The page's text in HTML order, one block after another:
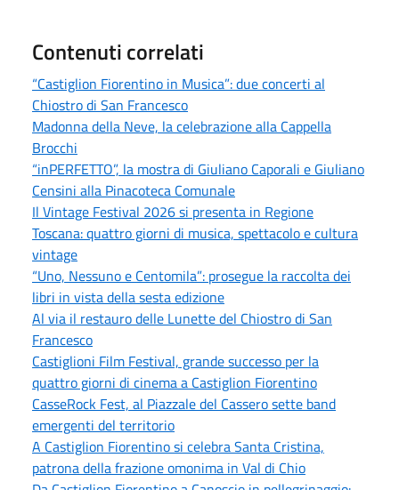
Contenuti correlati
“Castiglion Fiorentino in Musica”: due concerti al
Chiostro di San Francesco
Madonna della Neve, la celebrazione alla Cappella
Brocchi
“inPERFETTO”, la mostra di Giuliano Caporali e Giuliano
Censini alla Pinacoteca Comunale
Il Vintage Festival 2026 si presenta in Regione
Toscana: quattro giorni di musica, spettacolo e cultura
vintage
“Uno, Nessuno e Centomila”: prosegue la raccolta dei
libri in vista della sesta edizione
Al via il restauro delle Lunette del Chiostro di San
Francesco
Castiglioni Film Festival, grande successo per la
quattro giorni di cinema a Castiglion Fiorentino
CasseRock Fest, al Piazzale del Cassero sette band
emergenti del territorio
A Castiglion Fiorentino si celebra Santa Cristina,
patrona della frazione omonima in Val di Chio